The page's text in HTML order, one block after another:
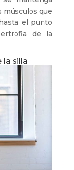
músculos que
el punto
de la
la silla